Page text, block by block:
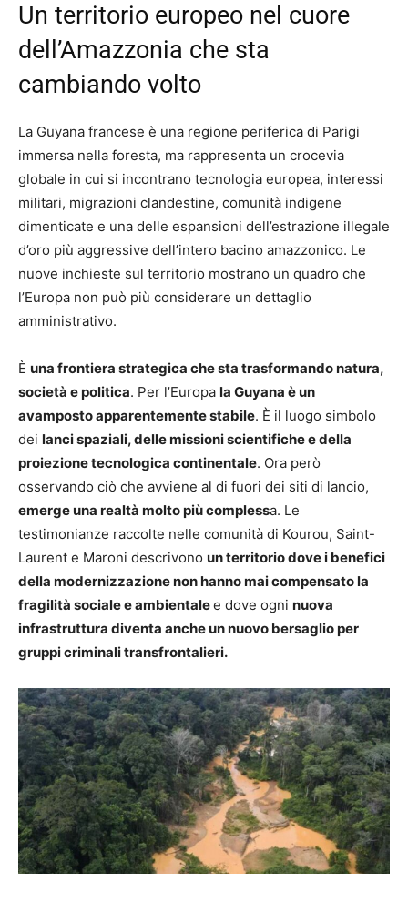
Un territorio europeo nel cuore
dell’Amazzonia che sta
cambiando volto
La Guyana francese è una regione periferica di Parigi
immersa nella foresta, ma rappresenta un crocevia
globale in cui si incontrano tecnologia europea, interessi
militari, migrazioni clandestine, comunità indigene
dimenticate e una delle espansioni dell’estrazione illegale
d’oro più aggressive dell’intero bacino amazzonico. Le
nuove inchieste sul territorio mostrano un quadro che
l’Europa non può più considerare un dettaglio
amministrativo.
È una frontiera strategica che sta trasformando natura,
società e politica. Per l’Europa la Guyana è un
avamposto apparentemente stabile. È il luogo simbolo
dei lanci spaziali, delle missioni scientifiche e della
proiezione tecnologica continentale. Ora però
osservando ciò che avviene al di fuori dei siti di lancio,
emerge una realtà molto più complessa. Le
testimonianze raccolte nelle comunità di Kourou, Saint-
Laurent e Maroni descrivono un territorio dove i benefici
della modernizzazione non hanno mai compensato la
fragilità sociale e ambientalee dove ogni nuova
infrastruttura diventa anche un nuovo bersaglio per
gruppi criminali transfrontalieri.